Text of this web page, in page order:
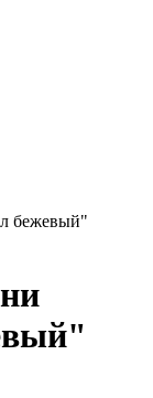
бежевый"